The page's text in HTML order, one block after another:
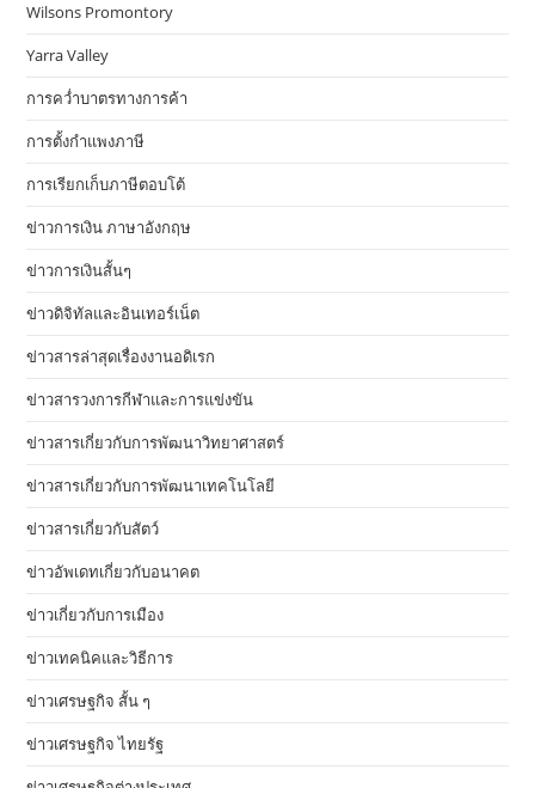
Wilsons Promontory
Yarra Valley
การคว่ำบาตรทางการค้า
การตั้งกำแพงภาษี
การเรียกเก็บภาษีตอบโต้
ข่าวการเงิน ภาษาอังกฤษ
ข่าวการเงินสั้นๆ
ข่าวดิจิทัลและอินเทอร์เน็ต
ข่าวสารล่าสุดเรื่องงานอดิเรก
ข่าวสารวงการกีฬาและการแข่งขัน
ข่าวสารเกี่ยวกับการพัฒนาวิทยาศาสตร์
ข่าวสารเกี่ยวกับการพัฒนาเทคโนโลยี
ข่าวสารเกี่ยวกับสัตว์
ข่าวอัพเดทเกี่ยวกับอนาคต
ข่าวเกี่ยวกับการเมือง
ข่าวเทคนิคและวิธีการ
ข่าวเศรษฐกิจ สั้น ๆ
ข่าวเศรษฐกิจ ไทยรัฐ